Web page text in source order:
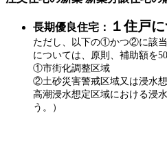
長期優良住宅： １住戸
ただし、以下の①かつ②に該
については、原則、補助額を
①市街化調整区域
②土砂災害警戒区域又は浸水
高潮浸水想定区域における浸
う。）